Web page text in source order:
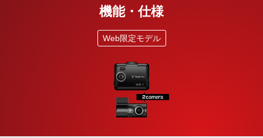
機能・仕様
Web限定モデル